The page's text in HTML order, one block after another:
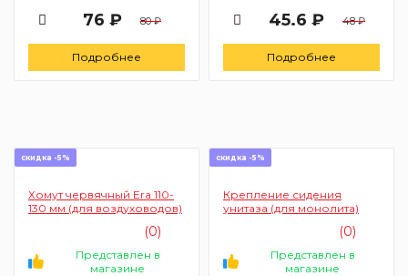
76 ₽ 80 ₽
Подробнее
45.6 ₽ 48 ₽
Подробнее
скидка -5%
Хомут червячный Era 110-
130 мм (для воздуховодов)
(0)
Представлен в
магазине
скидка -5%
Крепление сидения
унитаза (для монолита)
(0)
Представлен в
магазине